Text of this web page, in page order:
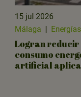
15 jul 2026
Málaga
Logran reducir
consumo
artificial